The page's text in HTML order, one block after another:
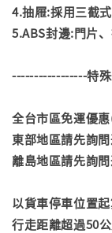
4.抽屜:採用三截
5.ABS封邊:門片
-----------------特
全台市區免運優
東部地區請先詢
離島地區請先詢
以貨車停車位置
行走距離超過50